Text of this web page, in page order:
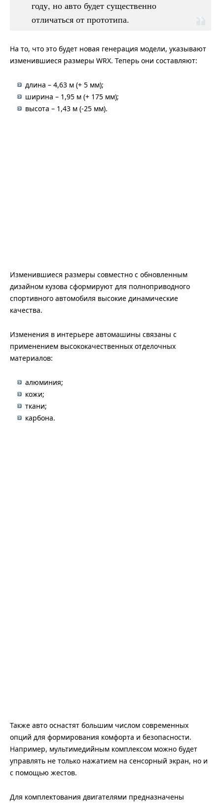
году, но авто будет существенно
отличаться от прототипа.
На то, что это будет новая генерация модели, указывают
изменившиеся размеры WRX. Теперь они составляют:
длина – 4,63 м (+ 5 мм);
ширина – 1,95 м (+ 175 мм);
высота – 1,43 м (-25 мм).
Изменившиеся размеры совместно с обновленным
дизайном кузова сформируют для полноприводного
спортивного автомобиля высокие динамические
качества.
Изменения в интерьере автомашины связаны с
применением высококачественных отделочных
материалов:
алюминия;
кожи;
ткани;
карбона.
Также авто оснастят большим числом современных
опций для формирования комфорта и безопасности.
Например, мультимедийным комплексом можно будет
управлять не только нажатием на сенсорный экран, но и
с помощью жестов.
Для комплектования двигателями предназначены